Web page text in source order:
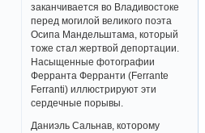
заканчивается во Владивостоке
перед могилой великого поэта
Осипа Мандельштама, который
тоже стал жертвой депортации.
Насыщенные фотографии
Ферранта Ферранти (Ferrante
Ferranti) иллюстрируют эти
сердечные порывы.
Даниэль Сальнав, которому